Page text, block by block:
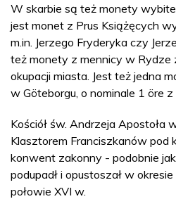
W skarbie są też monety
jest monet z Prus Książęcych
m.in. Jerzego Fryderyka czy
też monety z mennicy w Rydze
okupacji miasta. Jest też jedna
w Göteborgu, o nominale 1 öre
Kościół św. Andrzeja Apostoła
Klasztorem Franciszkanów pod
konwent zakonny - podobnie
podupadł i opustoszał w
połowie XVI w.